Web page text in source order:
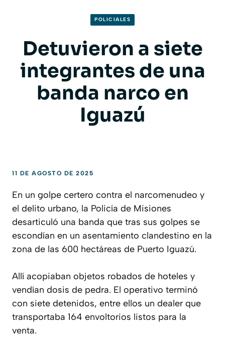
POLICIALES
Detuvieron a siete
integrantes de una
banda narco en
Iguazú
11 DE AGOSTO DE 2025
En un golpe certero contra el narcomenudeo y
el delito urbano, la Policía de Misiones
desarticuló una banda que tras sus golpes se
escondían en un asentamiento clandestino en la
zona de las 600 hectáreas de Puerto Iguazú.
Allí acopiaban objetos robados de hoteles y
vendían dosis de pedra. El operativo terminó
con siete detenidos, entre ellos un dealer que
transportaba 164 envoltorios listos para la
venta.